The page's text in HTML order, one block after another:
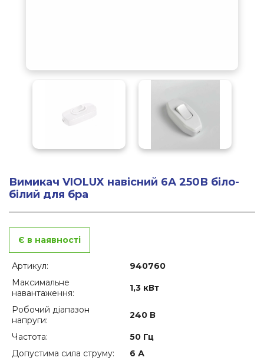
Вимикач VIOLUX навісний 6А 250В біло-
білий для бра
Є в наявності
Артикул:
940760
Максимальне
навантаження:
1,3 кВт
Робочий діапазон
напруги:
240 В
Частота:
50 Гц
Допустима сила струму:
6 А